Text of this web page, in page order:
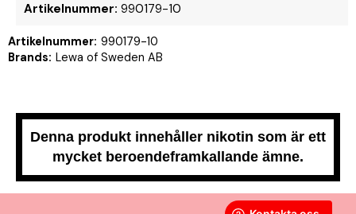
Artikelnummer: 990179-10
Artikelnummer: 990179-10
Brands: Lewa of Sweden AB
Denna produkt innehåller nikotin som är ett
mycket beroendeframkallande ämne.